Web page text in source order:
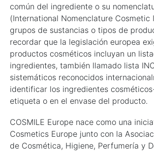
común del ingrediente o su
(International Nomenclature Cosmetic
grupos de sustancias o tipos de
recordar que la legislación europea
productos cosméticos incluyan un
ingredientes, también llamado lista
sistemáticos reconocidos
identificar los ingredientes
etiqueta o en el envase del producto.
COSMILE Europe nace como una
Cosmetics Europe junto con la
de Cosmética, Higiene, Perfumería y